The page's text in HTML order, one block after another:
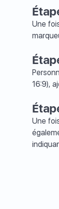
Une
16:9),
Une